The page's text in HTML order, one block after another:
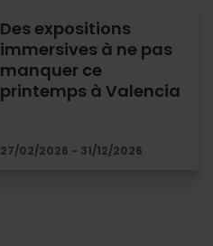
Des expositions
immersives à ne pas
manquer ce
printemps à Valencia
27/02/2026 - 31/12/2026